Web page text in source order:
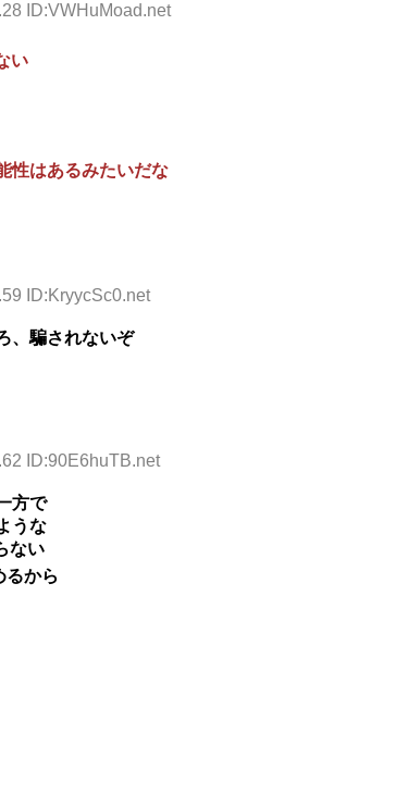
ID:VWHuMoad.net
い
性はあるみたいだな
ID:KryycSc0.net
、騙されないぞ
ID:90E6huTB.net
方で
うな
ない
るから